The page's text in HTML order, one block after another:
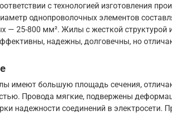
с технологией изготовления
однопроволочных элементов
— 25-800 мм². Жилы с жесткой структурой
надежны, долговечны, но
имеют большую площадь сечения,
Провода мягкие, подвержены
надежности соединений в электросети.